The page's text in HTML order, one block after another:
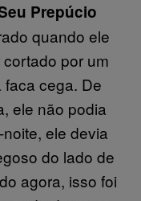
Prepúcio
quando ele
por um
cega. De
ele não podia
ele devia
do lado de
agora, isso foi